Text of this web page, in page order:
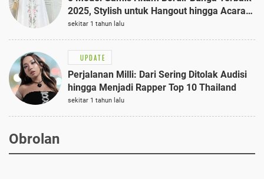
2025, Stylish untuk Hangout hingga Acara
Semi-Formal
sekitar 1 tahun lalu
UPDATE
Perjalanan Milli: Dari Sering Ditolak Audisi
hingga Menjadi Rapper Top 10 Thailand
sekitar 1 tahun lalu
Obrolan